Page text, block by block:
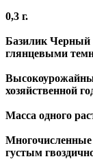
0,3 г.
Базилик Черный
глянцевыми
хозяйственной
Масса одного
Многочисленные
густым